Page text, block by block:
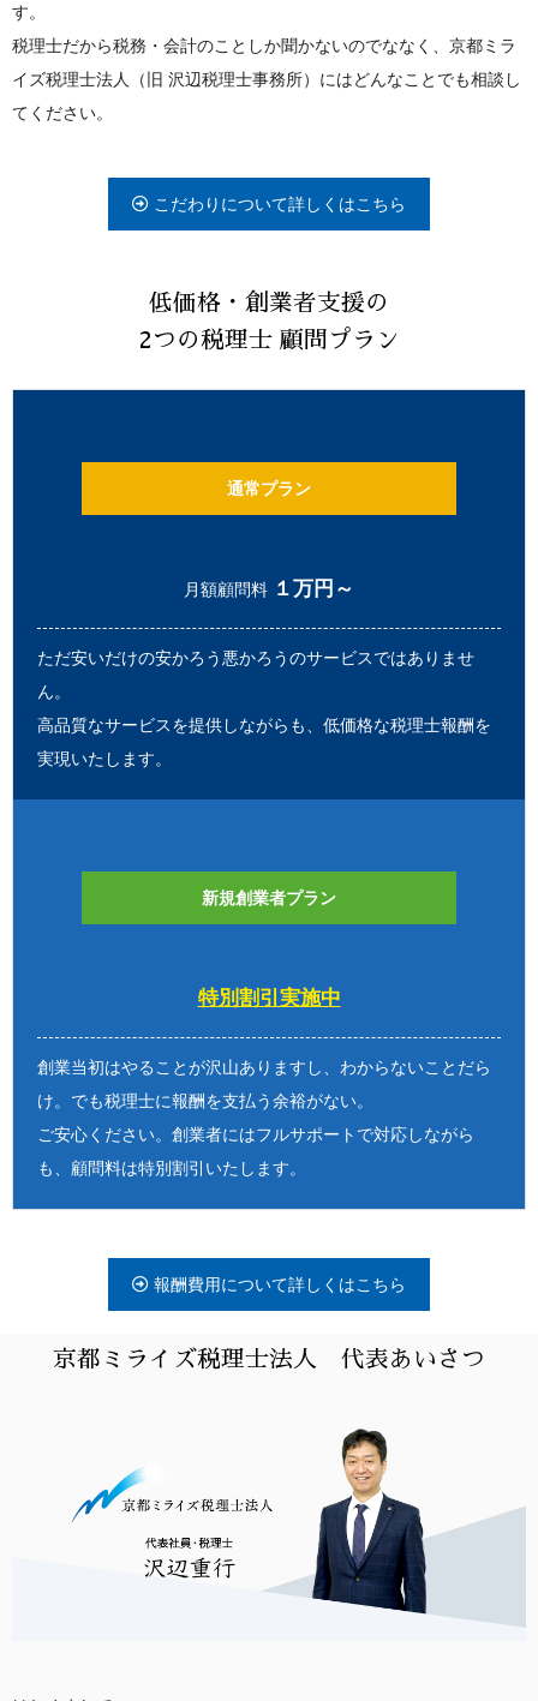
す。
税理士だから税務・会計のことしか聞かないのでななく、京都ミラ
イズ税理士法人（旧 沢辺税理士事務所）にはどんなことでも相談し
てください。
こだわりについて詳しくはこちら
低価格・創業者支援の
2つの税理士 顧問プラン
通常プラン
月額顧問料 １万円～
ただ安いだけの安かろう悪かろうのサービスではありませ
ん。
高品質なサービスを提供しながらも、低価格な税理士報酬を
実現いたします。
新規創業者プラン
特別割引実施中
創業当初はやることが沢山ありますし、わからないことだら
け。でも税理士に報酬を支払う余裕がない。
ご安心ください。創業者にはフルサポートで対応しながら
も、顧問料は特別割引いたします。
報酬費用について詳しくはこちら
京都ミライズ税理士法人 代表あいさつ